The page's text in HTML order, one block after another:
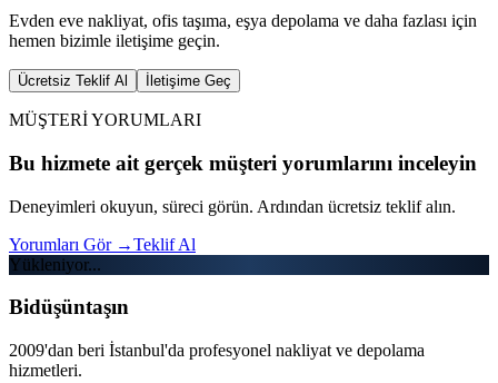
Evden eve nakliyat, ofis taşıma, eşya depolama ve daha fazlası için
hemen bizimle iletişime geçin.
Ücretsiz Teklif Al İletişime Geç
MÜŞTERİ YORUMLARI
Bu hizmete ait gerçek müşteri yorumlarını inceleyin
Deneyimleri okuyun, süreci görün. Ardından ücretsiz teklif alın.
Yorumları Gör →Teklif Al
Yükleniyor...
Bidüşüntaşın
2009'dan beri İstanbul'da profesyonel nakliyat ve depolama
hizmetleri.